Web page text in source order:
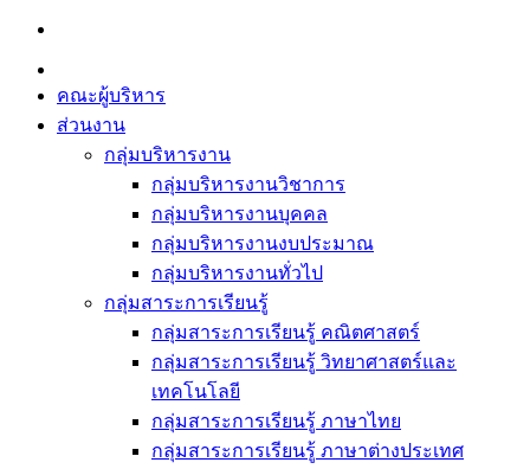
Skip
content
คณะผู้บริหาร
ส่วนงาน
กลุ่มบริหารงาน
กลุ่มบริหารงานวิชาการ
กลุ่มบริหารงานบุคคล
กลุ่มบริหารงานงบประมาณ
กลุ่มบริหารงานทั่วไป
กลุ่มสาระการเรียนรู้
กลุ่มสาระการเรียนรู้ คณิตศาสตร์
กลุ่มสาระการเรียนรู้ วิทยาศาสตร์และ
เทคโนโลยี
กลุ่มสาระการเรียนรู้ ภาษาไทย
กลุ่มสาระการเรียนรู้ ภาษาต่างประเทศ